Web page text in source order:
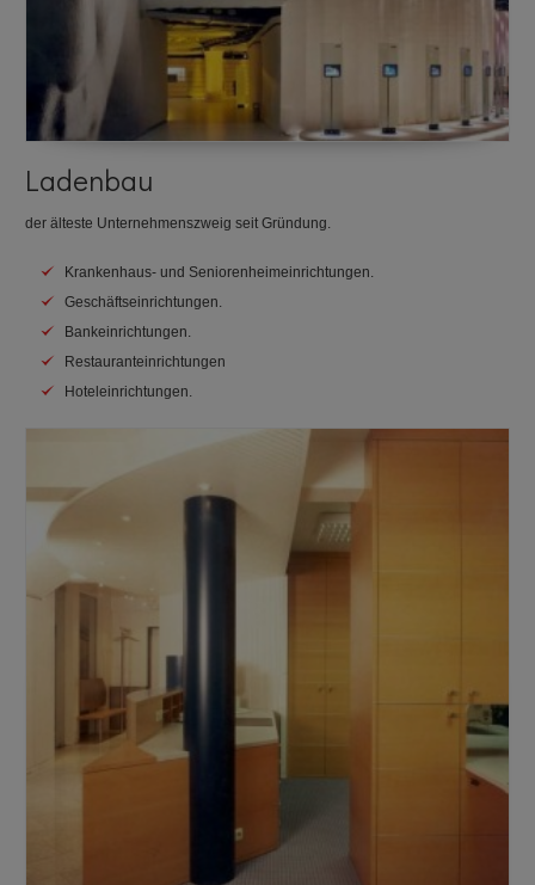
Ladenbau
der älteste Unternehmenszweig seit Gründung.
Krankenhaus- und Seniorenheimeinrichtungen.
Geschäftseinrichtungen.
Bankeinrichtungen.
Restauranteinrichtungen
Hoteleinrichtungen.